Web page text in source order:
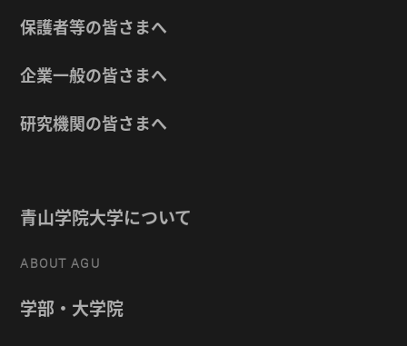
保護者等の皆さまへ
企業一般の皆さまへ
研究機関の皆さまへ
青山学院大学について
ABOUT AGU
学部・大学院